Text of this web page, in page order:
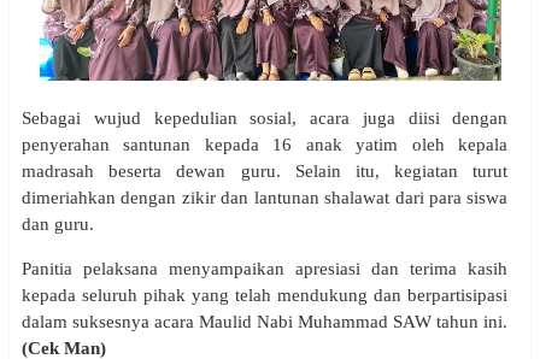
Sebagai wujud kepedulian sosial, acara juga diisi dengan
penyerahan santunan kepada 16 anak yatim oleh kepala
madrasah beserta dewan guru. Selain itu, kegiatan turut
dimeriahkan dengan zikir dan lantunan shalawat dari para siswa
dan guru.
Panitia pelaksana menyampaikan apresiasi dan terima kasih
kepada seluruh pihak yang telah mendukung dan berpartisipasi
dalam suksesnya acara Maulid Nabi Muhammad SAW tahun ini.
(Cek Man)